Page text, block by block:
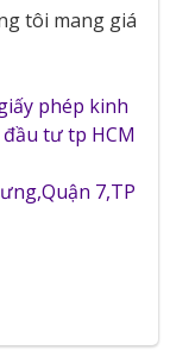
tôi mang giá
phép kinh
tư tp HCM
7,TP